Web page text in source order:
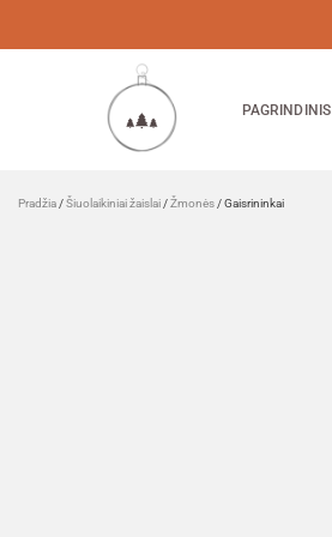
PAGRINDINIS
Pradžia /Šiuolaikiniai žaislai /Žmonės / Gaisrininkai